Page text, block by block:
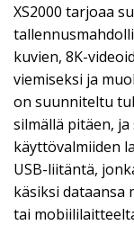
XS2000 tarjoaa
kuvien, 8K-
viemiseksi ja
on suunniteltu
silmällä pitäen,
käyttövalmiiden
USB-liitäntä,
käsiksi dataansa
tai